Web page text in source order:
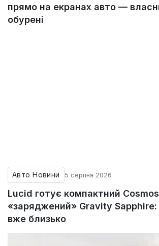
прямо на екранах авто —
обурені
Авто Новини 5 серпня 2026
Lucid готує компактний Cosmos
«заряджений» Gravity
вже близько